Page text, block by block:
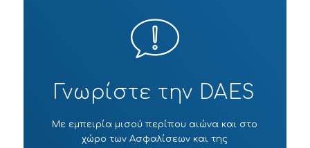
Γνωρίστε την DAES
Με εμπειρία μισού περίπου αιώνα και στο
χώρο των Ασφαλίσεων και της